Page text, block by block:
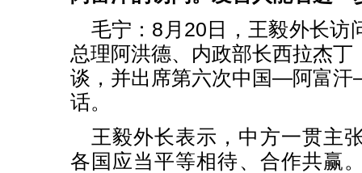
毛宁：8月20日，王毅外长访
总理阿洪德、内政部长西拉杰丁
谈，并出席第六次中国—阿富
话。
王毅外长表示，中方一贯主
各国应当平等相待、合作共赢